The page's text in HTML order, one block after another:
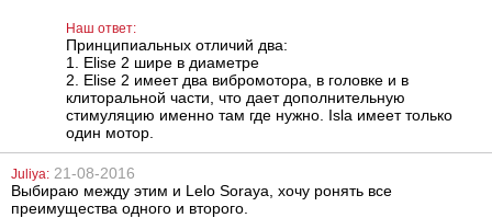
2186
Наш ответ:
Принципиальных отличий два:
1. Elise 2 шире в диаметре
2. Elise 2 имеет два вибромотора, в головке и в
клиторальной части, что дает дополнительную
стимуляцию именно там где нужно. Isla имеет только
один мотор.
Juliya: 21-08-2016
Выбираю между этим и Lelo Soraya, хочу ронять все
преимущества одного и второго.